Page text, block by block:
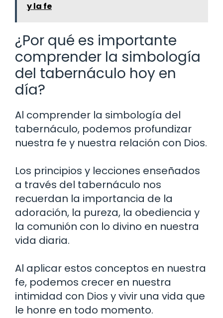
y la fe
¿Por qué es importante
comprender la simbología
del tabernáculo hoy en
día?
Al comprender la simbología del
tabernáculo, podemos profundizar
nuestra fe y nuestra relación con Dios.
Los principios y lecciones enseñados
a través del tabernáculo nos
recuerdan la importancia de la
adoración, la pureza, la obediencia y
la comunión con lo divino en nuestra
vida diaria.
Al aplicar estos conceptos en nuestra
fe, podemos crecer en nuestra
intimidad con Dios y vivir una vida que
le honre en todo momento.